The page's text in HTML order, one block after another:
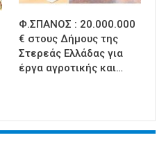
Φ.ΣΠΑΝΟΣ : 20.000.000
€ στους Δήμους της
Στερεάς Ελλάδας για
έργα αγροτικής και…